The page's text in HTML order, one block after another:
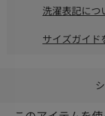
洗濯表記につ
サイズガイド